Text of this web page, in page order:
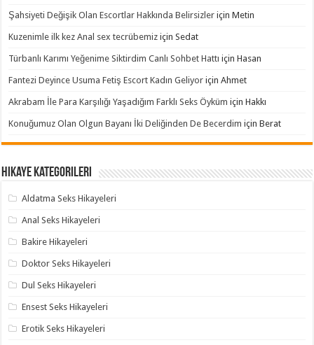
Şahsiyeti Değişik Olan Escortlar Hakkında Belirsizler içinMetin
Kuzenimle ilk kez Anal sex tecrübemiz içinSedat
Türbanlı Karımı Yeğenime Siktirdim Canlı Sohbet Hattı içinHasan
Fantezi Deyince Usuma Fetiş Escort Kadın Geliyor içinAhmet
Akrabam İle Para Karşılığı Yaşadığım Farklı Seks Öyküm içinHakkı
Konuğumuz Olan Olgun Bayanı İki Deliğinden De Becerdim içinBerat
Hikaye Kategorileri
Aldatma Seks Hikayeleri
Anal Seks Hikayeleri
Bakire Hikayeleri
Doktor Seks Hikayeleri
Dul Seks Hikayeleri
Ensest Seks Hikayeleri
Erotik Seks Hikayeleri